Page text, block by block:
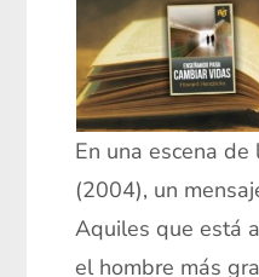
En una escena de
(2004), un
Aquiles que está
el hombre más